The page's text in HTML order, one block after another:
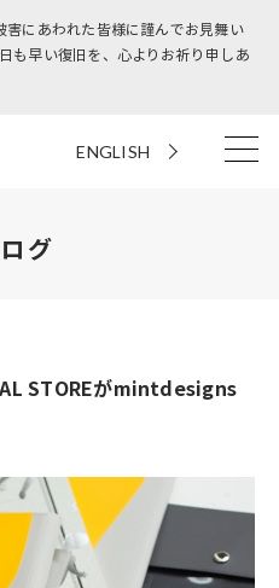
にあわれた皆様に謹んでお見舞い
も早い復旧を、心よりお祈り申しあ
ENGLISH
グ
STOREがmintdesigns